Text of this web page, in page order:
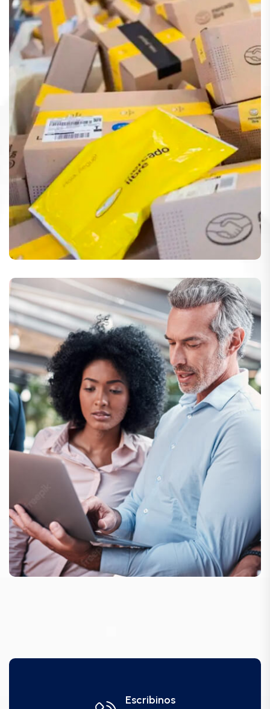
Escribinos